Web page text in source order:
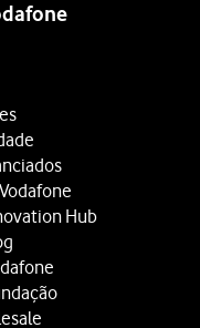
Hub